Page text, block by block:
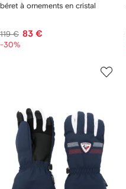
béret à ornements en cristal
119 € 83 €
-30%